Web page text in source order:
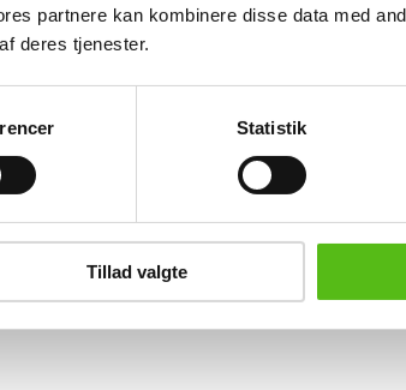
partnere kan kombinere disse data med
deres tjenester.
Statistik
Tillad valgte
Lignende varer